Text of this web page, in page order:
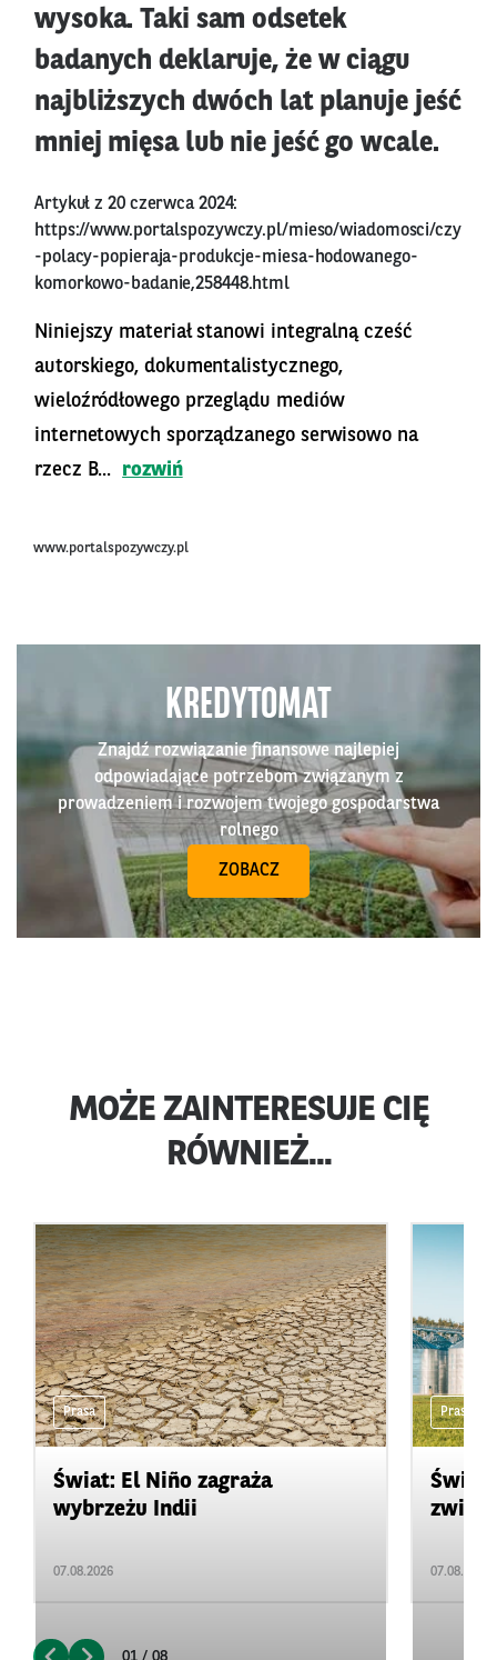
wysoka. Taki sam odsetek
badanych deklaruje, że w ciągu
najbliższych dwóch lat planuje jeść
mniej mięsa lub nie jeść go wcale.
Artykuł z 20 czerwca 2024:
https://www.portalspozywczy.pl/mieso/wiadomosci/czy
-polacy-popieraja-produkcje-miesa-hodowanego-
komorkowo-badanie,258448.html
Niniejszy materiał stanowi integralną cześć
autorskiego, dokumentalistycznego,
wieloźródłowego przeglądu mediów
internetowych sporządzanego serwisowo na
rzecz B...
rozwiń
www.portalspozywczy.pl
KREDYTOMAT
Znajdź rozwiązanie finansowe najlepiej
odpowiadające potrzebom związanym z
prowadzeniem i rozwojem twojego gospodarstwa
rolnego
ZOBACZ
MOŻE ZAINTERESUJE CIĘ
RÓWNIEŻ...
Prasa
Świat: El Niño zagraża
wybrzeżu Indii
07.08.2026
Prasa
07.08.2026
01 / 08